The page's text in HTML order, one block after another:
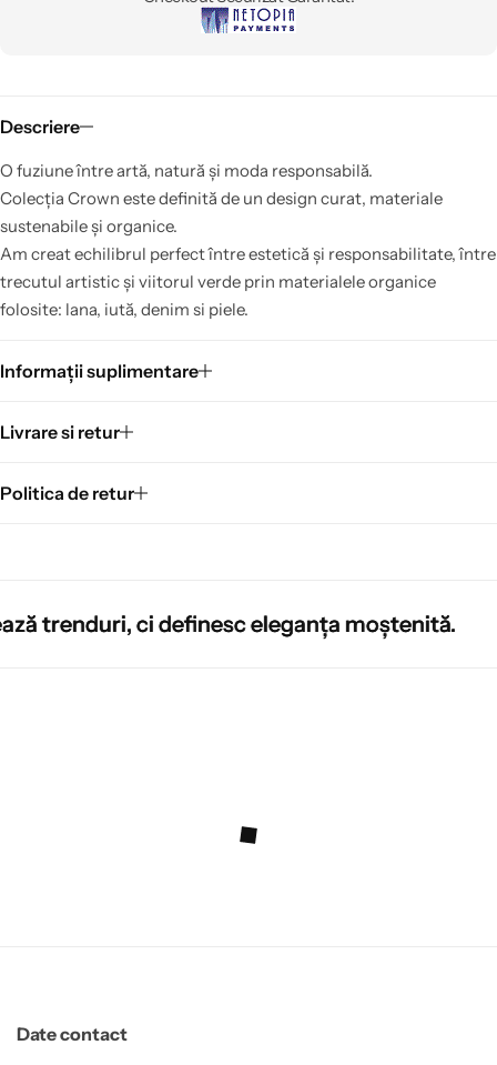
Descriere
O fuziune între artă, natură și moda responsabilă.
Colecția Crown este definită de un design curat, materiale
sustenabile și organice.
Am creat echilibrul perfect între estetică și responsabilitate, între
trecutul artistic și viitorul verde prin materialele organice
folosite: lana, iută, denim si piele.
Informații suplimentare
Livrare si retur
Politica de retur
trenduri, ci definesc eleganța moștenită.
trenduri, ci definesc eleganța moștenită.
trenduri, ci definesc eleganța moștenită.
Date contact